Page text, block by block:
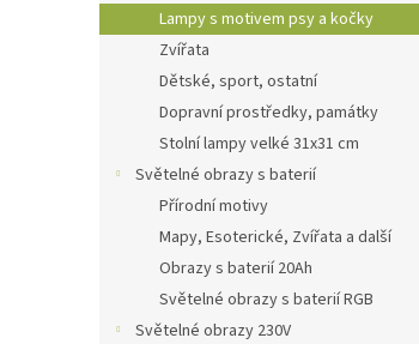
n
e
Lampy s motivem psy a kočky
Zvířata
Dětské, sport, ostatní
Dopravní prostředky, památky
Stolní lampy velké 31x31 cm
Světelné obrazy s baterií
Přírodní motivy
Mapy, Esoterické, Zvířata a další
Obrazy s baterií 20Ah
Světelné obrazy s baterií RGB
Světelné obrazy 230V